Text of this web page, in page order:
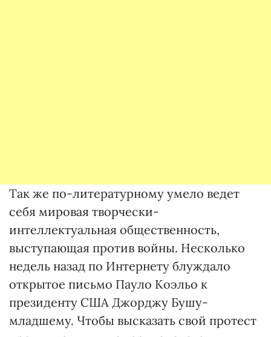
Так же по-литературному умело ведет
себя мировая творчески-
интеллектуальная общественность,
выступающая против войны. Несколько
недель назад по Интернету блуждало
открытое письмо Пауло Коэльо к
президенту США Джорджу Бушу-
младшему. Чтобы высказать свой протест